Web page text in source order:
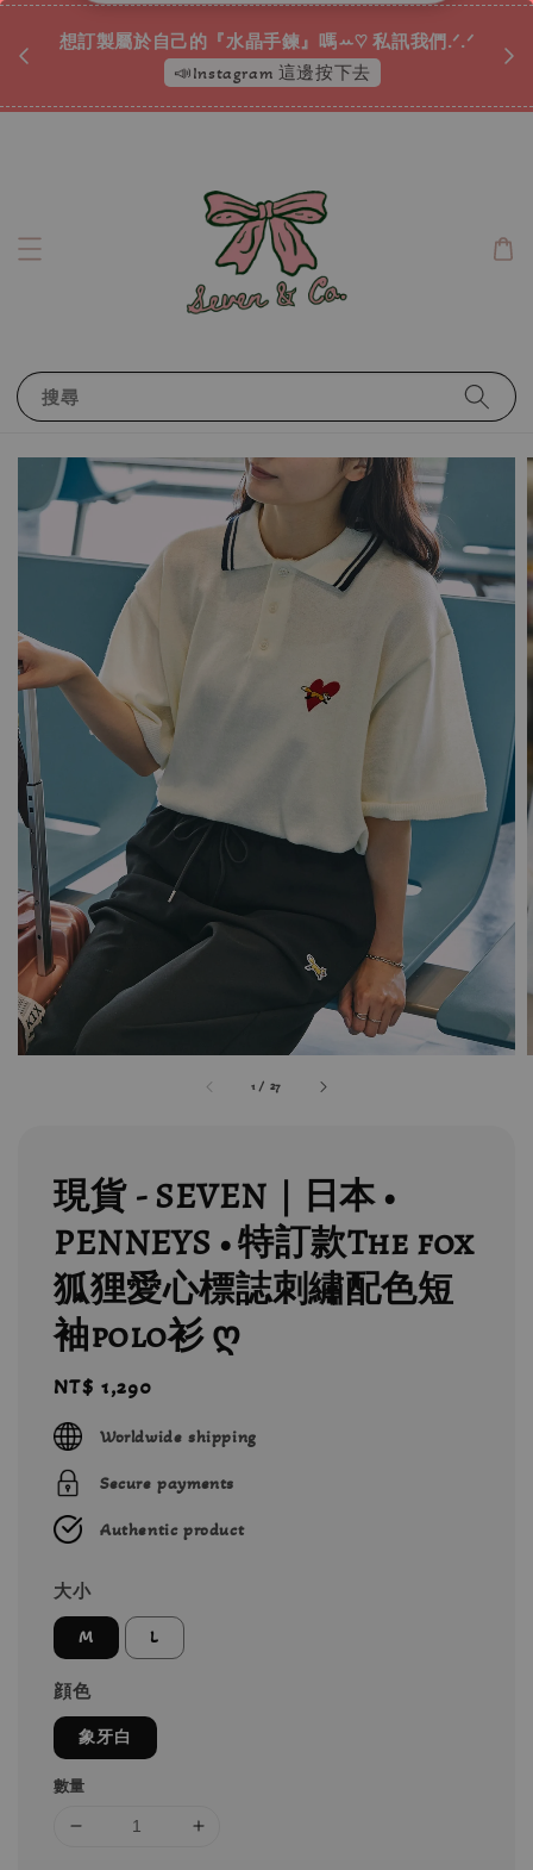
想訂製屬於自己的『水晶手鍊』嗎ꕀ♡ 私訊我們.ᐟ.ᐟ
📣Instagram 這邊按下去
搜尋
1 / 27
現貨 - SEVEN｜日本 •
PENNEYS • 特訂款The fox
狐狸愛心標誌刺繡配色短
袖polo衫 ღ
Regular
price
NT$ 1,290
Worldwide shipping
Secure payments
Authentic product
大小
M L
顔色
象牙白
數量